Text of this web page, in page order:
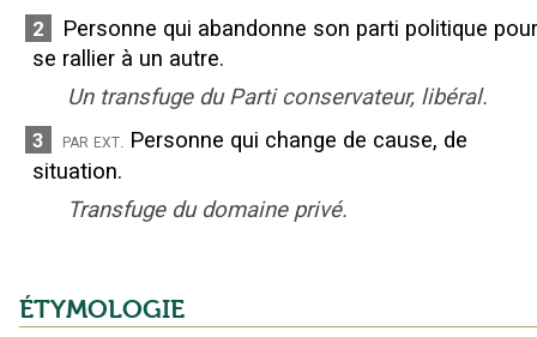
2
Personne qui abandonne son parti politique pour
se rallier à un autre.
Un transfuge du Parti conservateur, libéral.
3 par ext. Personne qui change de cause, de
situation.
Transfuge du domaine privé.
ÉTYMOLOGIE